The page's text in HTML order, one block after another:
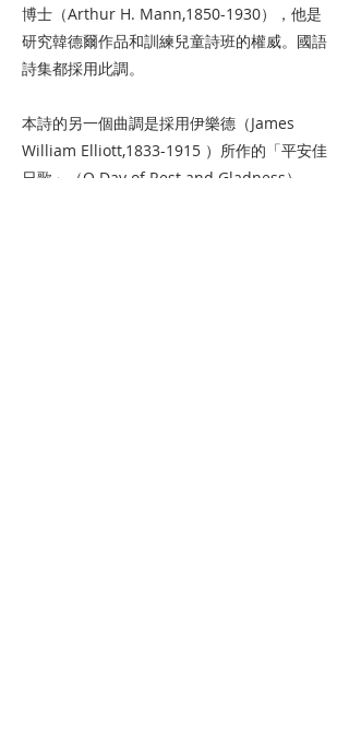
博士（Arthur H. Mann,1850-1930），他是
研究韓德爾作品和訓練兒童詩班的權威。國語
詩集都採用此調。
本詩的另一個曲調是採用伊樂德（James
William Elliott,1833-1915 ）所作的「平安佳
日歌」（O Day of Rest and Gladness）。